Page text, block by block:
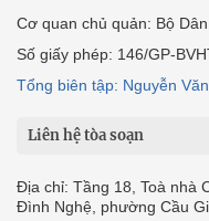
Cơ quan chủ quản: Bộ
Số giấy phép: 146/GP-
Tổng biên tập: Nguyễn
Liên hệ tòa soạn
Địa chỉ: Tầng 18, Toà nhà
Đình Nghệ, phường Cầu